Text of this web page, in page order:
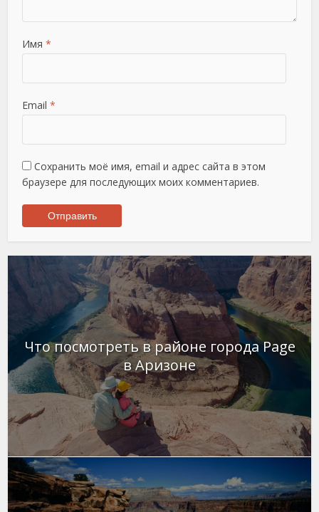
Имя *
Email *
Сохранить моё имя, email и адрес сайта в этом
браузере для последующих моих комментариев.
Что посмотреть в районе города Page
в Аризоне